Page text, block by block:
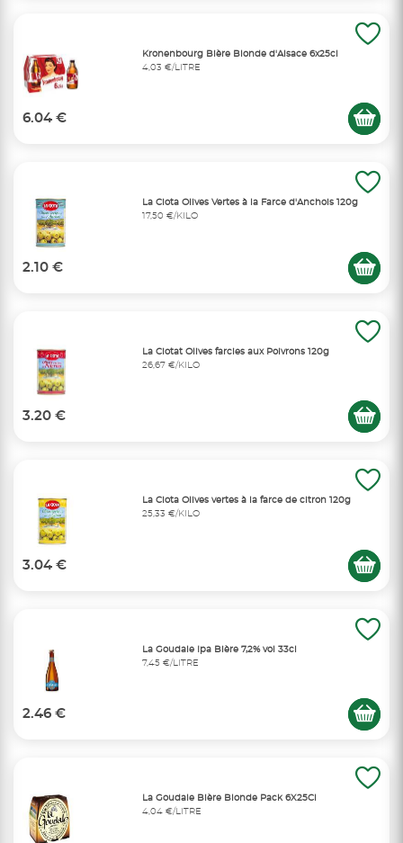
Kronenbourg Bière Blonde d'Alsace 6x25cl
4,03 €/LITRE
6.04 €
La Ciota Olives Vertes à la Farce d'Anchois 120g
17,50 €/KILO
2.10 €
La Ciotat Olives farcies aux Poivrons 120g
26,67 €/KILO
3.20 €
La Ciota Olives vertes à la farce de citron 120g
25,33 €/KILO
3.04 €
La Goudale Ipa Bière 7,2% vol 33cl
7,45 €/LITRE
2.46 €
La Goudale Bière Blonde Pack 6X25Cl
4,04 €/LITRE